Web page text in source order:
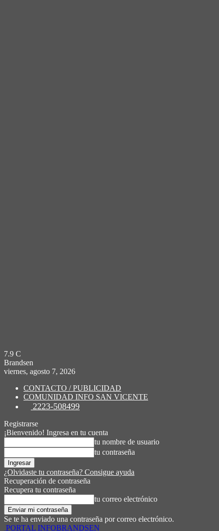
7.9 C
Brandsen
viernes, agosto 7, 2026
CONTACTO / PUBLICIDAD
COMUNIDAD INFO SAN VICENTE
2223-508499
Registrarse
¡Bienvenido! Ingresa en tu cuenta
tu nombre de usuario
tu contraseña
¿Olvidaste tu contraseña? Consigue ayuda
Recuperación de contraseña
Recupera tu contraseña
tu correo electrónico
Se te ha enviado una contraseña por correo electrónico.
PORTAL INFOBRANDSEN